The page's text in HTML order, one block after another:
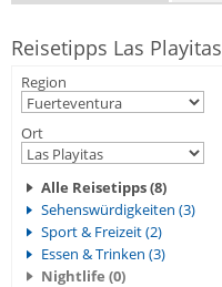
Reisetipps Las Playitas
Region
Ort
Alle Reisetipps (8)
Sehenswürdigkeiten (3)
Sport & Freizeit (2)
Essen & Trinken (3)
Nightlife (0)